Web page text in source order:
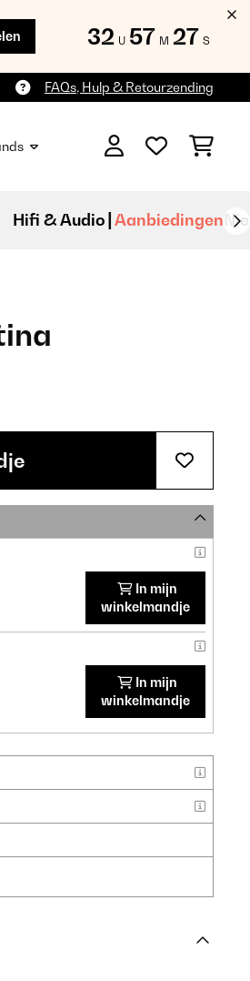
32 U 57 M 26 S
FAQs, Hulp & Retourzending
Hifi & Audio Aanbiedingen
In mijn
winkelmandje
In mijn
winkelmandje